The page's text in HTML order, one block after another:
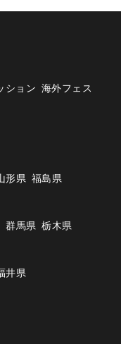
ション 海外フェス
形県 福島県
群馬県 栃木県
井県